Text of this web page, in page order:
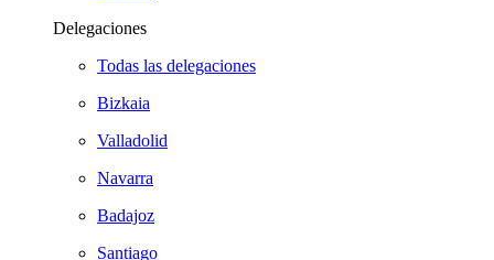
Delegaciones
Todas las delegaciones
Bizkaia
Valladolid
Navarra
Badajoz
Santiago